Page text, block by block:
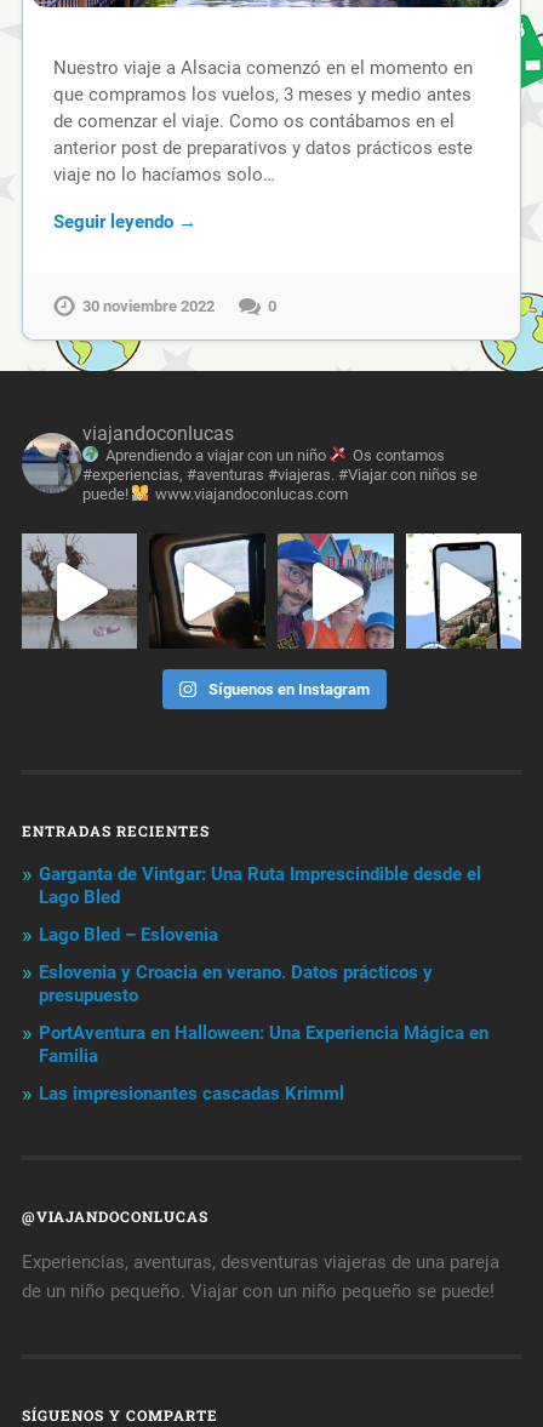
Nuestro viaje a Alsacia comenzó en el momento en
que compramos los vuelos, 3 meses y medio antes
de comenzar el viaje. Como os contábamos en el
anterior post de preparativos y datos prácticos este
viaje no lo hacíamos solo…
Seguir leyendo →
30 noviembre 2022 0
viajandoconlucas
Aprendiendo a viajar con un niño
Os contamos
#experiencias, #aventuras #viajeras. #Viajar con niños se
puede!
www.viajandoconlucas.com
Síguenos en Instagram
ENTRADAS RECIENTES
Garganta de Vintgar: Una Ruta Imprescindible desde el
Lago Bled
Lago Bled – Eslovenia
Eslovenia y Croacia en verano. Datos prácticos y
presupuesto
PortAventura en Halloween: Una Experiencia Mágica en
Familia
Las impresionantes cascadas Krimml
@VIAJANDOCONLUCAS
Experiencias, aventuras, desventuras viajeras de una pareja
de un niño pequeño. Viajar con un niño pequeño se puede!
SÍGUENOS Y COMPARTE